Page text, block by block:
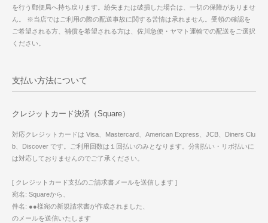
を行う郵便局へ持ち戻ります。紛失または破損した場合は、一切の保障がありませ
ん。 ※当店ではご利用の際の配送事故に関する苦情は承れません。受領の確認を
ご希望される方、補償を希望される方は、佐川急便・ヤマト運輸での配送をご選択
ください。
支払い方法について
クレジットカード決済（Square）
対応クレジットカードは Visa、Mastercard、American Express、JCB、Diners Clu
b、Discover です。ご利用回数は１回払いのみとなります。分割払い・リボ払いに
は対応しておりませんのでご了承ください。
[ クレジットカード支払のご請求書メールを送信します ]
宛名: Squareから、
件名: ●●様宛の新規請求書が作成されました、
のメールを送信いたします